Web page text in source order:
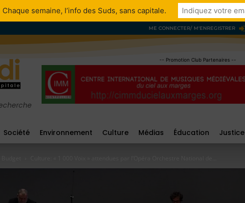
ME CONNECTER/ M'ENREGISTRER
-- Promotion Club Partenaires --
Société Environnement Culture Médias Éducation Justice
Chaque semaine, l’info des Suds, sans capitale.